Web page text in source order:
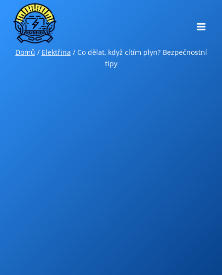
Přeskočit
obsah
Domů / Elektřina / Co dělat, když cítím plyn? Bezpečnostní
tipy